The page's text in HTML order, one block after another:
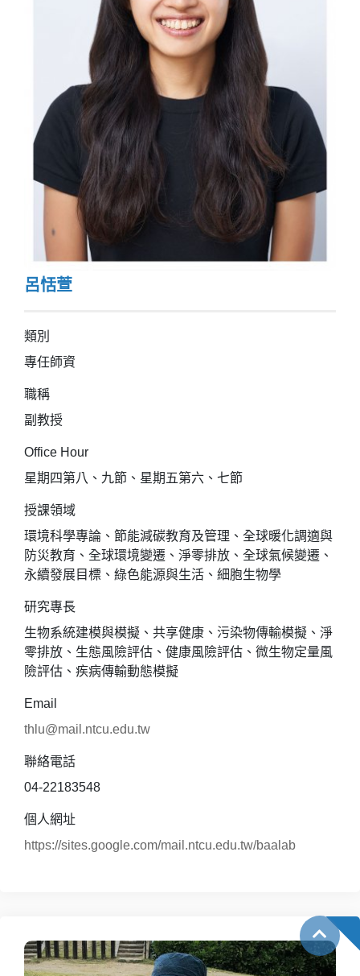
呂恬萱
類別
專任師資
職稱
副教授
Office Hour
星期四第八、九節、星期五第六、七節
授課領域
環境科學專論、節能減碳教育及管理、全球暖化調適與
防災教育、全球環境變遷、淨零排放、全球氣候變遷、
永續發展目標、綠色能源與生活、細胞生物學
研究專長
生物系統建模與模擬、共享健康、污染物傳輸模擬、淨
零排放、生態風險評估、健康風險評估、微生物定量風
險評估、疾病傳輸動態模擬
Email
thlu@mail.ntcu.edu.tw
聯絡電話
04-22183548
個人網址
https://sites.google.com/mail.ntcu.edu.tw/baalab